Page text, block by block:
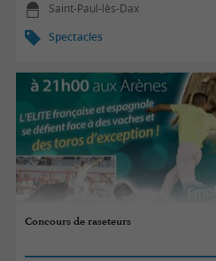
Saint-Paul-lès-Dax
Spectacles
Concours de raseteurs